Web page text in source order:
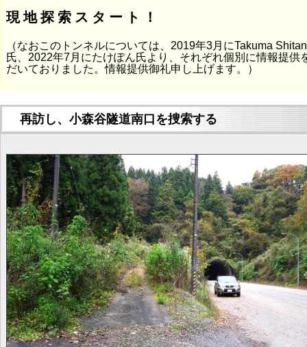
現地探索スタート！
（なおこのトンネルについては、2019年3月にTakuma
氏、2022年7月にたけぽん氏より、それぞれ個別に情報提供
だいておりました。情報提供御礼申し上げます。）
再訪し、小森谷隧道南口を捜索する